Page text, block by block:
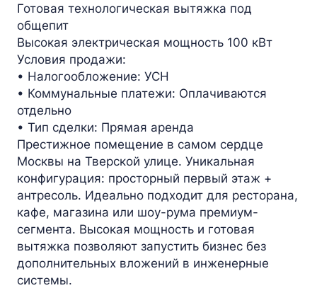
Готовая технологическая вытяжка под
общепит
Высокая электрическая мощность 100 кВт
Условия продажи:
• Налогообложение: УСН
• Коммунальные платежи: Оплачиваются
отдельно
• Тип сделки: Прямая аренда
Престижное помещение в самом сердце
Москвы на Тверской улице. Уникальная
конфигурация: просторный первый этаж +
антресоль. Идеально подходит для ресторана,
кафе, магазина или шоу-рума премиум-
сегмента. Высокая мощность и готовая
вытяжка позволяют запустить бизнес без
дополнительных вложений в инженерные
системы.